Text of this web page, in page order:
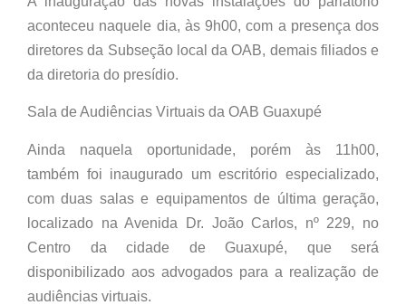
aconteceu naquele dia, às 9h00, com a presença dos
diretores da Subseção local da OAB, demais filiados e
da diretoria do presídio.
Sala de Audiências Virtuais da OAB Guaxupé
Ainda naquela oportunidade, porém às 11h00,
também foi inaugurado um escritório especializado,
com duas salas e equipamentos de última geração,
localizado na Avenida Dr. João Carlos, nº 229, no
Centro da cidade de Guaxupé, que será
disponibilizado aos advogados para a realização de
audiências virtuais.